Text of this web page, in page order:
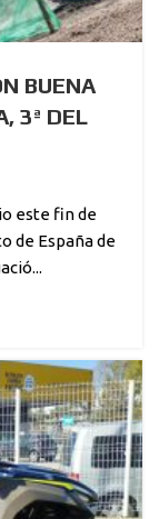
BUENA
3ª DEL
este fin de
de España de